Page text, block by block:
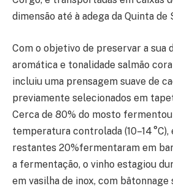
dimensão até à adega da Quinta de
Com o objetivo de preservar a sua
aromática e tonalidade salmão
incluiu uma prensagem suave de
previamente selecionados em
Cerca de 80% do mosto
temperatura controlada (10–14 °C),
restantes 20%fermentaram em
a fermentação, o vinho estagiou
em vasilha de inox, com bâtonnage